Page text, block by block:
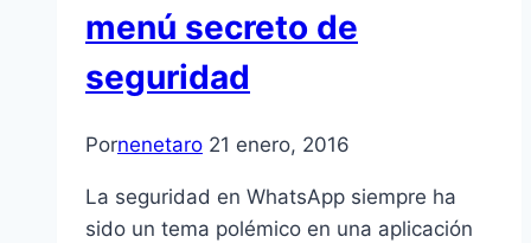
menú secreto de
seguridad
Pornenetaro 21 enero, 2016
La seguridad en WhatsApp siempre ha
sido un tema polémico en una aplicación